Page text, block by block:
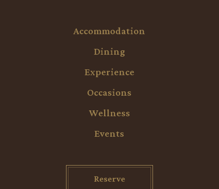
Reserve
Accommodation
Dining
Experience
Occasions
Wellness
Events